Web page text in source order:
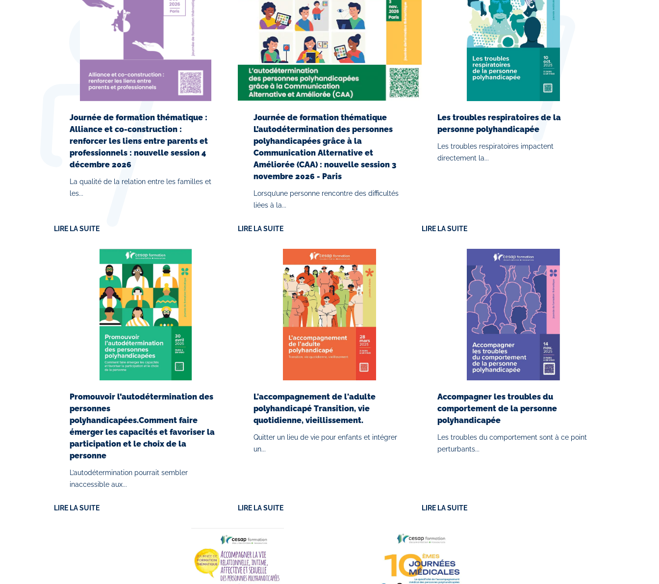
Journée de formation thématique :
Alliance et co-construction :
renforcer les liens entre parents et
professionnels : nouvelle session 4
décembre 2026
La qualité de la relation entre les familles et
les...
LIRE LA SUITE
Journée de formation thématique
L’autodétermination des personnes
polyhandicapées grâce à la
Communication Alternative et
Améliorée (CAA) : nouvelle session 3
novembre 2026 - Paris
Lorsqu’une personne rencontre des difficultés
liées à la...
LIRE LA SUITE
Les troubles respiratoires de la
personne polyhandicapée
Les troubles respiratoires impactent
directement la...
LIRE LA SUITE
Promouvoir l’autodétermination des
personnes
polyhandicapées.Comment faire
émerger les capacités et favoriser la
participation et le choix de la
personne
L’autodétermination pourrait sembler
inaccessible aux...
LIRE LA SUITE
L'accompagnement de l'adulte
polyhandicapé Transition, vie
quotidienne, vieillissement.
Quitter un lieu de vie pour enfants et intégrer
un...
LIRE LA SUITE
Accompagner les troubles du
comportement de la personne
polyhandicapée
Les troubles du comportement sont à ce point
perturbants...
LIRE LA SUITE